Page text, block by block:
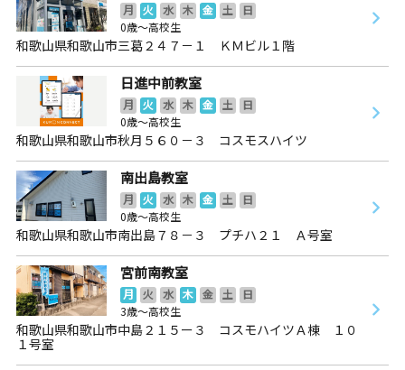
月 火 水 木 金 土
日
0歳～高校生
和歌山県和歌山市三葛２４７－１ ＫＭビル１階
日進中前教室
月 火 水 木 金 土
日
0歳～高校生
和歌山県和歌山市秋月５６０－３ コスモスハイツ
南出島教室
月 火 水 木 金 土
日
0歳～高校生
和歌山県和歌山市南出島７８－３ プチハ２１ Ａ号室
宮前南教室
月 火 水 木 金 土
日
3歳～高校生
和歌山県和歌山市中島２１５ー３ コスモハイツＡ棟 １０
１号室